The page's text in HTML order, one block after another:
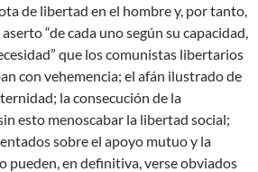
de libertad en el hombre y, por tanto,
“de cada uno según su capacidad,
que los comunistas libertarios
con vehemencia; el afán ilustrado de
la consecución de la
esto menoscabar la libertad social;
sobre el apoyo mutuo y la
pueden, en definitiva, verse obviados